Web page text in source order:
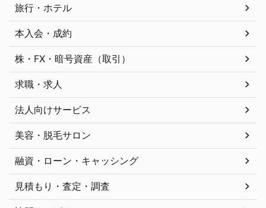
旅行・ホテル
本入会・成約
株・FX・暗号資産（取引）
求職・求人
法人向けサービス
美容・脱毛サロン
融資・ローン・キャッシング
見積もり・査定・調査